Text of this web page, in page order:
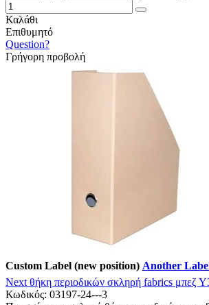
Καλάθι
Επιθυμητό
Question?
Γρήγορη προβολή
Custom Label (new position) Another
Νext θήκη περιοδικών σκληρή fabrics μπεζ
Κωδικός: 03197-24---3